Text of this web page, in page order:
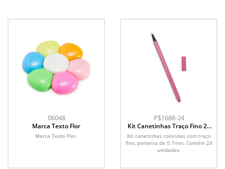
06048
Marca Texto Flor
Marca Texto Flor.
P$1688-24
Kit Canetinhas Traço Fino 24
cores
Kit canetinhas coloridas com traço
fino, ponteira de 0.7mm. Contém 24
unidades.